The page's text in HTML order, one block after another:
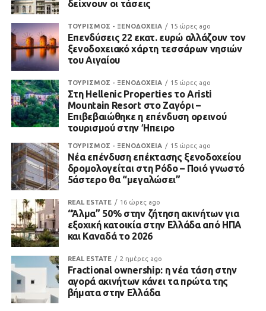
δείχνουν οι τάσεις
ΤΟΥΡΙΣΜΟΣ - ΞΕΝΟΔΟΧΕΙΑ 15 ώρες ago
Επενδύσεις 22 εκατ. ευρώ αλλάζουν τον
ξενοδοχειακό χάρτη τεσσάρων νησιών
του Αιγαίου
ΤΟΥΡΙΣΜΟΣ - ΞΕΝΟΔΟΧΕΙΑ 15 ώρες ago
Στη Hellenic Properties το Aristi
Mountain Resort στο Ζαγόρι –
Επιβεβαιώθηκε η επένδυση ορεινού
τουρισμού στην Ήπειρο
ΤΟΥΡΙΣΜΟΣ - ΞΕΝΟΔΟΧΕΙΑ 15 ώρες ago
Νέα επένδυση επέκτασης ξενοδοχείου
δρομολογείται στη Ρόδο – Ποιό γνωστό
5άστερο θα “μεγαλώσει”
REAL ESTATE 16 ώρες ago
“Άλμα” 50% στην ζήτηση ακινήτων για
εξοχική κατοικία στην Ελλάδα από ΗΠΑ
και Καναδά το 2026
REAL ESTATE 2 ημέρες ago
Fractional ownership: η νέα τάση στην
αγορά ακινήτων κάνει τα πρώτα της
βήματα στην Ελλάδα